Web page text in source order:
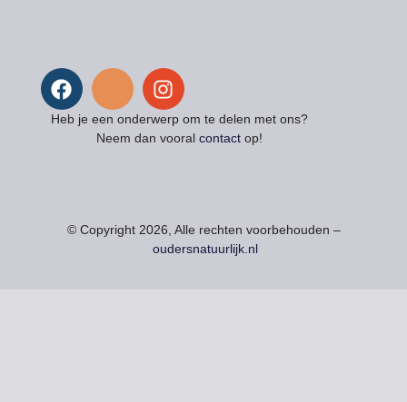
Heb je een onderwerp om te delen met ons?
Neem dan vooral contactop!
© Copyright 2026, Alle rechten voorbehouden –
oudersnatuurlijk.nl